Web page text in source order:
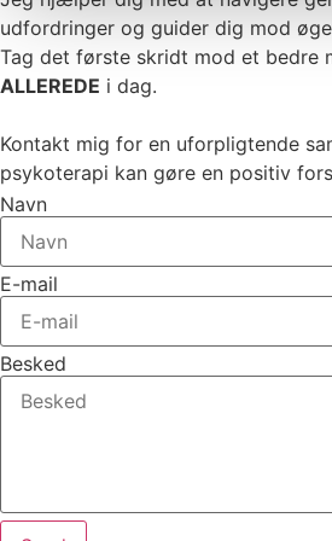
udfordringer og guider dig mod
Tag det første skridt mod et bedre
ALLEREDE i dag.
Kontakt mig for en uforpligtende
psykoterapi kan gøre en positiv
Navn
E-mail
Besked